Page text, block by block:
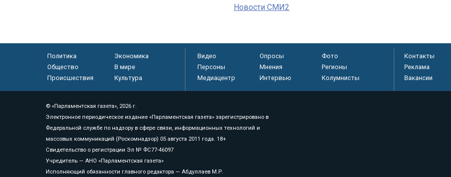
Новости СМИ2
Политика
Экономика
Общество
В мире
Происшествия
Культура
Видео Опросы
Фото
Персоны
Мнения
Регионы
Медиацентр
Интервью Колумнисты
Контакты
Реклама
Вакансии
© «Парламентская газета», 2026 г.
Электронное периодическое издание «Парламентская газета» зарегистрировано в
Федеральной службе по надзору в сфере связи, информационных технологий и
массовых коммуникаций (Роскомнадзор) 05 августа 2011 года. 18+
Свидетельство о регистрации Эл № ФС77-46097
Учредитель — АНО «Парламентская газета»
Исполняющий обязанности главного редактора — Абдуллаев М.Р.